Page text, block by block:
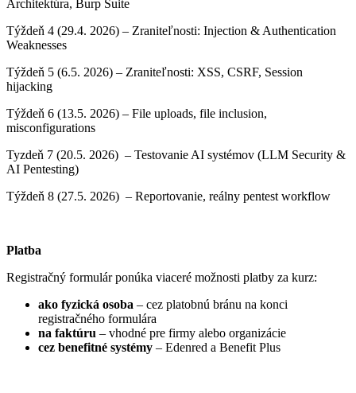
Architektúra, Burp Suite
Týždeň 4 (29.4. 2026) – Zraniteľnosti: Injection & Authentication
Weaknesses
Týždeň 5 (6.5. 2026) – Zraniteľnosti: XSS, CSRF, Session
hijacking
Týždeň 6 (13.5. 2026) – File uploads, file inclusion,
misconfigurations
Tyzdeň 7 (20.5. 2026) – Testovanie AI systémov (LLM Security &
AI Pentesting)
Týždeň 8 (27.5. 2026) – Reportovanie, reálny pentest workflow
Platba
Registračný formulár ponúka viaceré možnosti platby za kurz:
ako fyzická osoba – cez platobnú bránu na konci
registračného formulára
na faktúru – vhodné pre firmy alebo organizácie
cez benefitné systémy – Edenred a Benefit Plus